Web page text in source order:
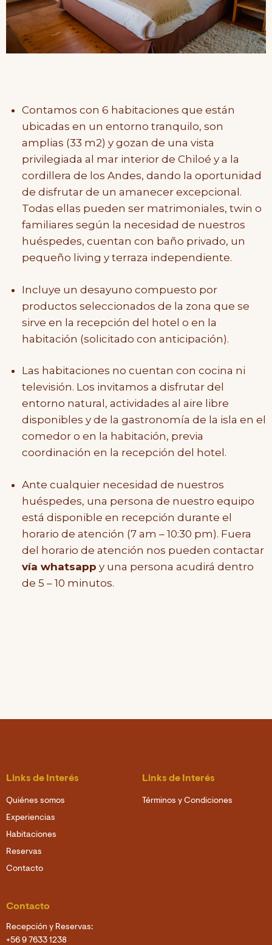
Contamos con 6 habitaciones que están
ubicadas en un entorno tranquilo, son
amplias (33 m2) y gozan de una vista
privilegiada al mar interior de Chiloé y a la
cordillera de los Andes, dando la oportunidad
de disfrutar de un amanecer excepcional.
Todas ellas pueden ser matrimoniales, twin o
familiares según la necesidad de nuestros
huéspedes, cuentan con baño privado, un
pequeño living y terraza independiente.
Incluye un desayuno compuesto por
productos seleccionados de la zona que se
sirve en la recepción del hotel o en la
habitación (solicitado con anticipación).
Las habitaciones no cuentan con cocina ni
televisión. Los invitamos a disfrutar del
entorno natural, actividades al aire libre
disponibles y de la gastronomía de la isla en el
comedor o en la habitación, previa
coordinación en la recepción del hotel.
Ante cualquier necesidad de nuestros
huéspedes, una persona de nuestro equipo
está disponible en recepción durante el
horario de atención (7 am – 10:30 pm). Fuera
del horario de atención nos pueden contactar
vía whatsapp y una persona acudirá dentro
de 5 – 10 minutos.
Links de Interés
Quiénes somos
Experiencias
Habitaciones
Reservas
Contacto
Links de Interés
Términos y Condiciones
Contacto
Recepción y Reservas:
+56 9 7633 1238